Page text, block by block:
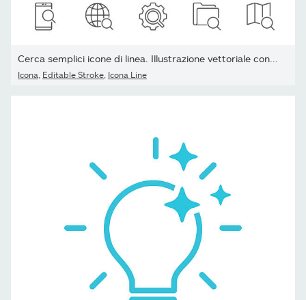
Cerca semplici icone di linea. Illustrazione vettoriale con...
Icona Editable Stroke Icona Line